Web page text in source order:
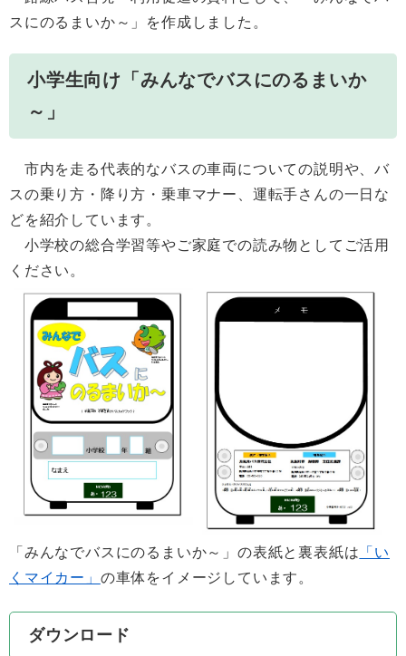
スにのるまいか～」を作成しました。
小学生向け「みんなでバスにのるまいか
～」
市内を走る代表的なバスの車両についての説明や、バ
スの乗り方・降り方・乗車マナー、運転手さんの一日な
どを紹介しています。
小学校の総合学習等やご家庭での読み物としてご活用
ください。
「みんなでバスにのるまいか～」の表紙と裏表紙は 「い
くマイカー」 の車体をイメージしています。
ダウンロード